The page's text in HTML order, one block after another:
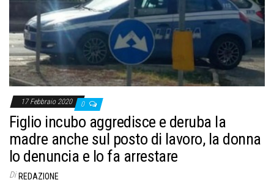
n
17 Febbraio 2020 0
Figlio incubo aggredisce e deruba la
madre anche sul posto di lavoro, la donna
lo denuncia e lo fa arrestare
Di REDAZIONE